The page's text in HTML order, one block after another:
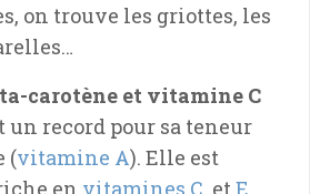
on trouve les griottes, les
carotène et vitamine C
un record pour sa teneur
(vitamine A). Elle est
en vitamines C, etE.